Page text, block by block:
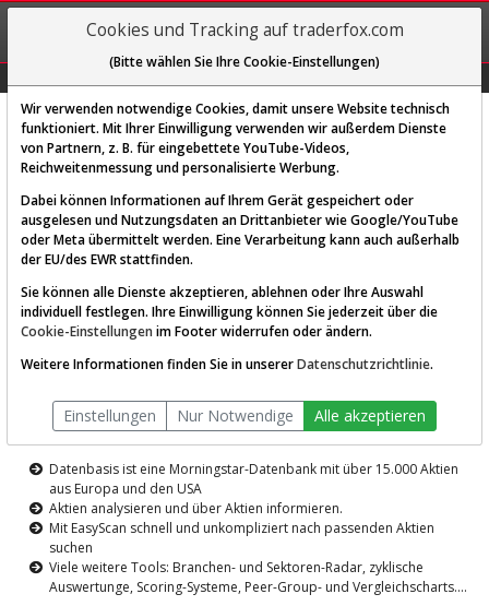
REGIS-
TRIEREN
Diese Funktion ist nur für
AKTIEN-TERMINAL
Die Aktienanalyse-Plattform von
TraderFox
Datenbasis ist eine Morningstar-Datenbank mit über 15.000 Aktien
aus Europa und den USA
Aktien analysieren und über Aktien informieren.
Mit EasyScan schnell und unkompliziert nach passenden Aktien
suchen
Viele weitere Tools: Branchen- und Sektoren-Radar, zyklische
Auswertunge, Scoring-Systeme, Peer-Group- und Vergleichscharts....
Cookies und Tracking auf traderfox.com
(Bitte wählen Sie Ihre Cookie-Einstellungen)
Wir verwenden notwendige Cookies, damit unsere Website technisch
funktioniert. Mit Ihrer Einwilligung verwenden wir außerdem Dienste
von Partnern, z. B. für eingebettete YouTube-Videos,
Reichweitenmessung und personalisierte Werbung.
Dabei können Informationen auf Ihrem Gerät gespeichert oder
ausgelesen und Nutzungsdaten an Drittanbieter wie Google/YouTube
oder Meta übermittelt werden. Eine Verarbeitung kann auch außerhalb
der EU/des EWR stattfinden.
Sie können alle Dienste akzeptieren, ablehnen oder Ihre Auswahl
individuell festlegen. Ihre Einwilligung können Sie jederzeit über die
Cookie-Einstellungen im Footer widerrufen oder ändern.
Weitere Informationen finden Sie in unsererDatenschutzrichtlinie.
Einstellungen Nur Notwendige Alle akzeptieren